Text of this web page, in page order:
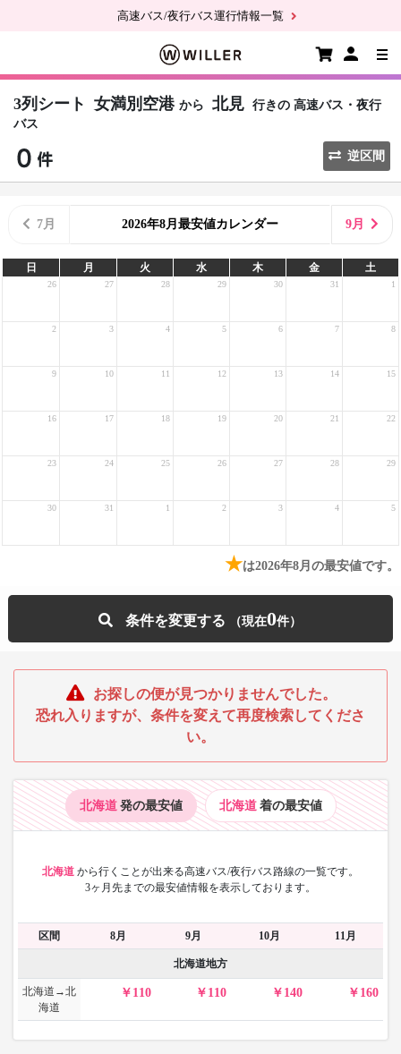
高速バス/夜行バス運行情報一覧
3列シート 女満別空港 から 北見 行きの 高速バス・夜行
バス
逆区間
7月 2026年8月最安値カレンダー 9月
日 月 火 水 木 金 土
26 27 28 29 30 31 1
2 3 4 5 6 7 8
9 10 11 12 13 14 15
16 17 18 19 20 21 22
23 24 25 26 27 28 29
30 31 1 2 3 4 5
★は2026年8月の最安値です。
条件を変更する 0
お探しの便が見つかりませんでした。
恐れ入りますが、条件を変えて再度検索してくださ
い。
北海道 発の最安値 北海道 着の最安値
北海道 から行くことが出来る高速バス/夜行バス路線の一覧です。
3ヶ月先までの最安値情報を表示しております。
区間 8月 9月 10月 11月
北海道地方
北海道→北
海道
110 110 140 160